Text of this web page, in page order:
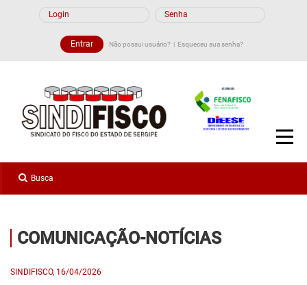
Não possui usuário? Esqueceu sua senha?
COMUNICAÇÃO-NOTÍCIAS
SINDIFISCO, 16/04/2026